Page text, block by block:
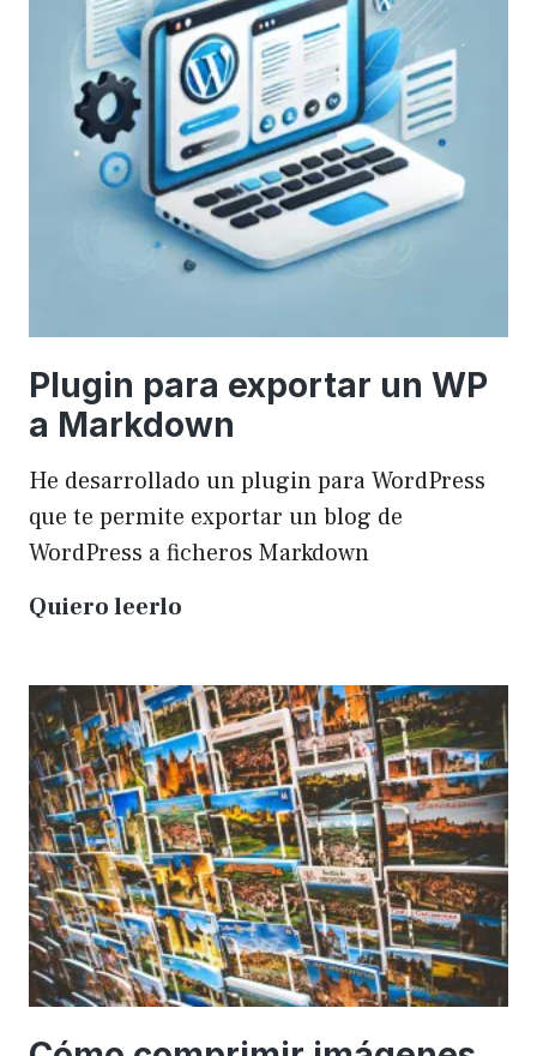
Plugin para exportar un WP
a Markdown
He desarrollado un plugin para WordPress
que te permite exportar un blog de
WordPress a ficheros Markdown
Quiero leerlo
exportar
un
WP
a
Markdown